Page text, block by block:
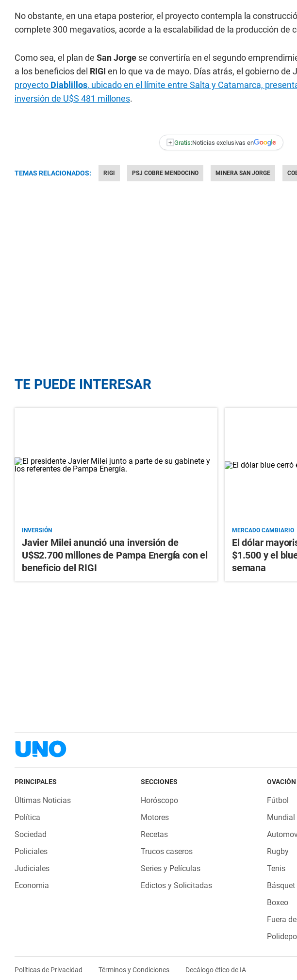
No obstante, en una etapa posterior, el proyecto contempla la
complete 300 megavatios, acorde a la escalabilidad de la producción de
Como sea, el plan de San Jorge se convertiría en el segundo
a los beneficios del RIGI en lo que va de mayo. Días atrás, el gobierno de
proyecto Diablillos, ubicado en el límite entre Salta y Catamarca,
inversión de U$S 481 millones.
+ Gratis:Noticias exclusivas en
TEMAS RELACIONADOS: RIGI PSJ COBRE MENDOCINO MINERA SAN JORGE
TE PUEDE INTERESAR
INVERSIÓN
Javier Milei anunció una inversión de
U$S2.700 millones de Pampa Energía con el
beneficio del RIGI
MERCADO CAMBIARIO
El dólar
$1.500 y el
semana
PRINCIPALES
Últimas Noticias
Política
Sociedad
Policiales
Judiciales
Economia
SECCIONES
Horóscopo
Motores
Recetas
Trucos caseros
Series y Películas
Edictos y Solicitadas
Fútbol
Mundial
Rugby
Tenis
Básquet
Boxeo
Fuera
Políticas de Privacidad Términos y Condiciones Decálogo ético de IA